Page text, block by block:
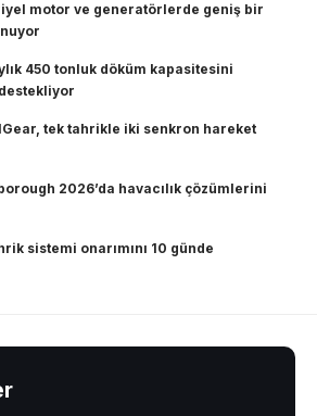
motor ve generatörlerde geniş bir
450 tonluk döküm kapasitesini
tek tahrikle iki senkron hareket
2026’da havacılık çözümlerini
sistemi onarımını 10 günde